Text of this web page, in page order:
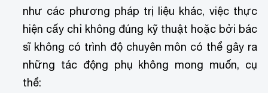
như các phương pháp trị liệu khác, việc thực
hiện cấy chỉ không đúng kỹ thuật hoặc bởi bác
sĩ không có trình độ chuyên môn có thể gây ra
những tác động phụ không mong muốn, cụ
thể: